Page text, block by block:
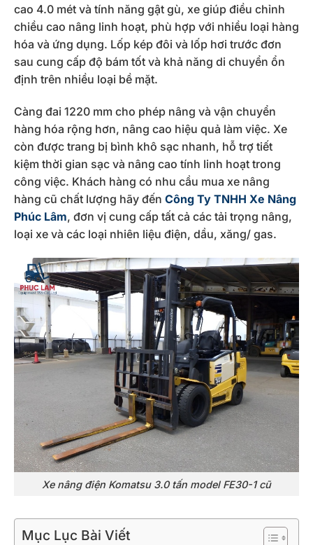
cao 4.0 mét và tính năng gật gù, xe giúp điều chỉnh
chiều cao nâng linh hoạt, phù hợp với nhiều loại hàng
hóa và ứng dụng. Lốp kép đôi và lốp hơi trước đơn
sau cung cấp độ bám tốt và khả năng di chuyển ổn
định trên nhiều loại bề mặt.
Càng đai 1220 mm cho phép nâng và vận chuyển
hàng hóa rộng hơn, nâng cao hiệu quả làm việc. Xe
còn được trang bị bình khô sạc nhanh, hỗ trợ tiết
kiệm thời gian sạc và nâng cao tính linh hoạt trong
công việc. Khách hàng có nhu cầu mua xe nâng
hàng cũ chất lượng hãy đến Công Ty TNHH Xe Nâng
Phúc Lâm, đơn vị cung cấp tất cả các tải trọng nâng,
loại xe và các loại nhiên liệu điện, dầu, xăng/ gas.
Xe nâng điện Komatsu 3.0 tấn model FE30-1 cũ
Mục Lục Bài Viết